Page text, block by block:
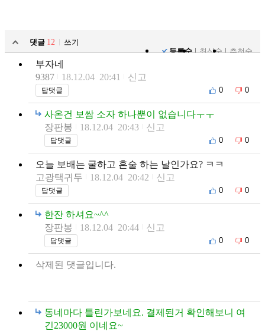
댓글 12
쓰기
등록순
최신순 추천순
부자네
9387
18.12.04 20:41 신고
답댓글 0 0
사온건 보쌈 소자 하나뿐이 없습니다ㅜㅜ
장판봉
18.12.04 20:43 신고
답댓글 0 0
오늘 보배는 굴하고 혼술 하는 날인가요? ㅋㅋ
고광택귀두
18.12.04 20:42 신고
답댓글 0 0
한잔 하셔요~^^
장판봉
18.12.04 20:44 신고
답댓글 0 0
삭제된 댓글입니다.
동네마다 틀린가보네요. 결제된거 확인해보니 여
긴23000원 이네요~